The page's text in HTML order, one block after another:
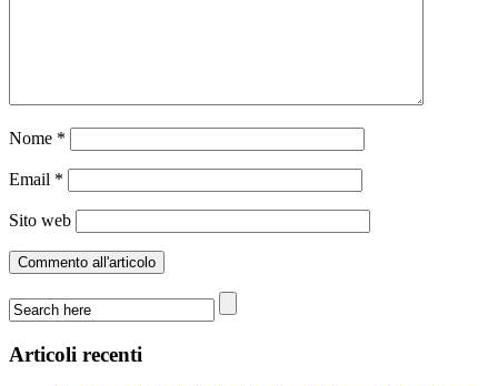
Nome *
Email *
Sito web
Articoli recenti